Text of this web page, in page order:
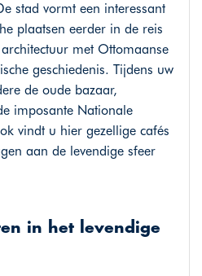
stad vormt een interessant
plaatsen eerder in de reis
met Ottomaanse
geschiedenis. Tijdens uw
de oude bazaar,
imposante Nationale
vindt u hier gezellige cafés
aan de levendige sfeer
in het levendige